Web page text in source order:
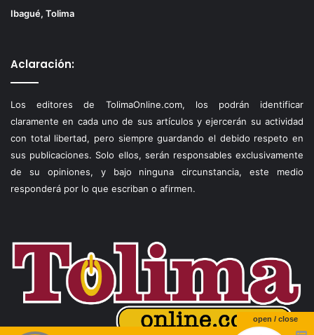
Ibagué, Tolima
Aclaración:
Los editores de TolimaOnline.com, los podrán identificar
claramente en cada uno de sus artículos y ejercerán su actividad
con total libertad, pero siempre guardando el debido respeto en
sus publicaciones. Solo ellos, serán responsables exclusivamente
de su opiniones, y bajo ninguna circunstancia, este medio
responderá por lo que escriban o afirmen.
open / close